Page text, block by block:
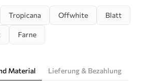
Tropicana Offwhite Blatt
Farne
Material
Lieferung & Bezahlung